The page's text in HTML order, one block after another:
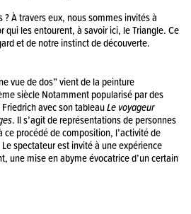
À travers eux, nous sommes invités à
qui les entourent, à savoir ici, le Triangle. Ce
et de notre instinct de découverte.
vue de dos” vient de la peinture
siècle Notamment popularisé par des
avec son tableauLe voyageur
. Il s’agit de représentations de personnes
ce procédé de composition, l’activité de
spectateur est invité à une expérience
une mise en abyme évocatrice d’un certain